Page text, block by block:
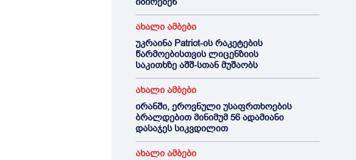
ახალი ამბები
უკრაინა Patriot-ის რაკეტების
წარმოებისთვის ლიცენზიის
საკითხზე აშშ-სთან მუშაობს
ახალი ამბები
ირანში, ეროვნული უსაფრთხოების
ბრალდებით მინიმუმ 56 ადამიანი
დასაჯეს სიკვდილით
ახალი ამბები